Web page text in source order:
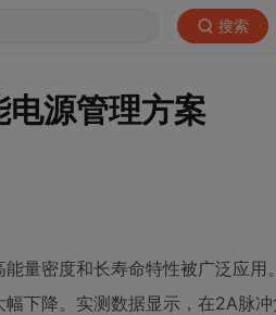
搜索
源管理方案
量密度和长寿命特性被广泛应用
下降。实测数据显示，在2A脉